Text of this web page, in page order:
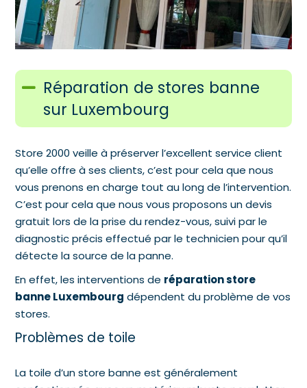
Réparation de stores banne
sur Luxembourg
Store 2000 veille à préserver l’excellent service client
qu’elle offre à ses clients, c’est pour cela que nous
vous prenons en charge tout au long de l’intervention.
C’est pour cela que nous vous proposons un devis
gratuit lors de la prise du rendez-vous, suivi par le
diagnostic précis effectué par le technicien pour qu’il
détecte la source de la panne.
En effet, les interventions de réparation store
banne Luxembourg dépendent du problème de vos
stores.
Problèmes de toile
La toile d’un store banne est généralement